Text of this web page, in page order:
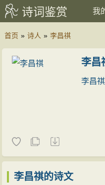
诗词鉴赏 我
首页 » 诗人 » 李昌祺
李昌
李昌
李昌祺的诗文